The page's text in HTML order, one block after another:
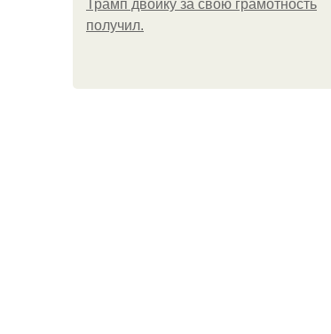
Трамп двойку за свою грамотность
получил.